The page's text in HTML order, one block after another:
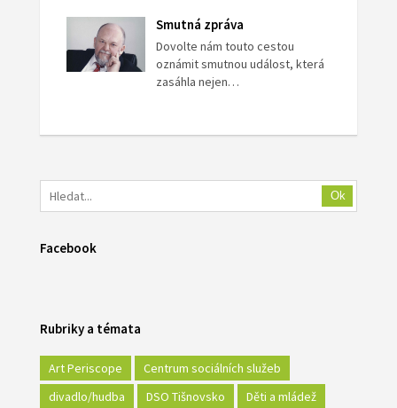
Smutná zpráva
Dovolte nám touto cestou
oznámit smutnou událost, která
zasáhla nejen…
Ok
Facebook
Rubriky a témata
Art Periscope
Centrum sociálních služeb
divadlo/hudba
DSO Tišnovsko
Děti a mládež